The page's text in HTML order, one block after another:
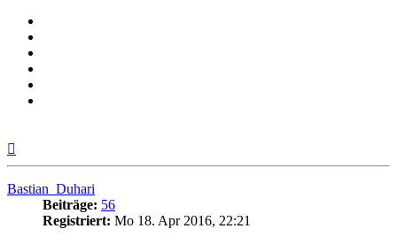
Bastian_Duhari
Beiträge: 56
Registriert: Mo 18. Apr 2016, 22:21